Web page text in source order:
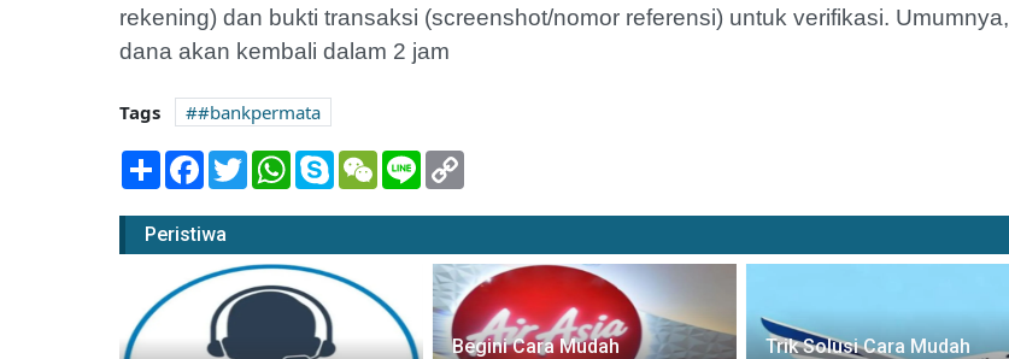
rekening) dan bukti transaksi (screenshot/nomor referensi) untuk verifikasi. Umumnya,
dana akan kembali dalam 2 jam
Tags
#bankpermata
Share Facebook
TwitterWhatsApp
SkypeWeChatLine
Peristiwa
Begini Cara Mudah
Trik Solusi Cara Mudah